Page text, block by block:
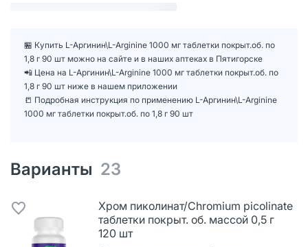
🏪 Купить L-Аргинин\L-Arginine 1000 мг таблетки покрыт.об. по
1,8 г 90 шт можно на сайте и в наших аптеках в Пятигорске
📲 Цена на L-Аргинин\L-Arginine 1000 мг таблетки покрыт.об. по
1,8 г 90 шт ниже в нашем приложении
📒 Подробная инструкция по применению L-Аргинин\L-Arginine
1000 мг таблетки покрыт.об. по 1,8 г 90 шт
Варианты 23
Хром пиколинат/Chromium picolinate
таблетки покрыт. об. массой 0,5 г
120 шт